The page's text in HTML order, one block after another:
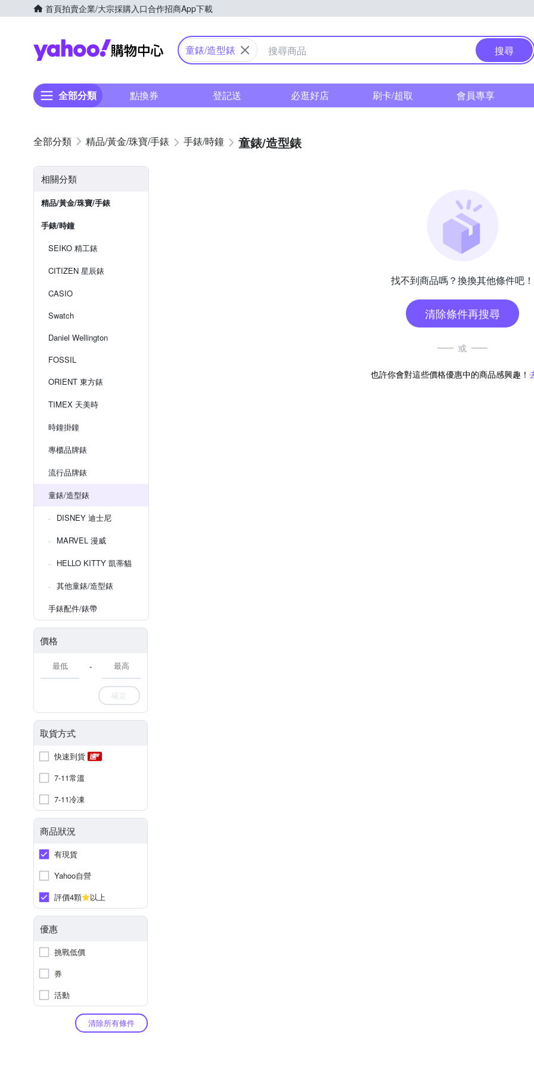
首頁拍賣企業/大宗採購入口合作招商App下載
Yahoo購物中心
童錶/造型錶 搜尋
全部分類 點換券 登記送 必逛好店 刷卡/超取 會員專享
精品/黃金/珠寶/手錶 手錶/時鐘 童錶/造型錶
相關分類
精品/黃金/珠寶/手錶
手錶/時鐘
SEIKO 精工錶
CITIZEN 星辰錶
CASIO
Swatch
Daniel Wellington
FOSSIL
ORIENT 東方錶
TIMEX 天美時
時鐘掛鐘
專櫃品牌錶
流行品牌錶
童錶/造型錶
DISNEY 迪士尼
MARVEL 漫威
HELLO KITTY 凱蒂貓
其他童錶/造型錶
手錶配件/錶帶
價格
-
確定
取貨方式
快速到貨
7-11常溫
7-11冷凍
商品狀況
有現貨
Yahoo自營
評價4顆
以上
優惠
挑戰低價
券
活動
清除所有條件
找不到商品嗎？換換其他條件吧！
清除條件再搜尋
或
也許你會對這些價格優惠中的商品感興趣！